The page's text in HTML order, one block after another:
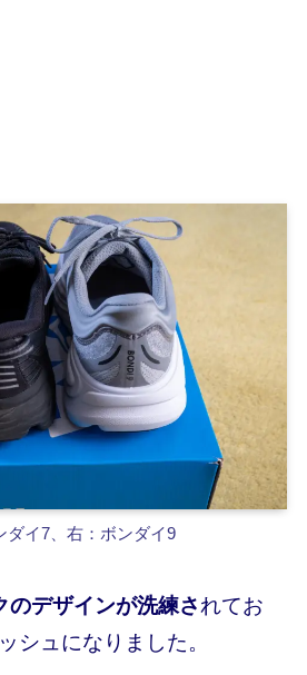
ダイ7、右：ボンダイ9
のデザインが洗練されてお
シュになりました。